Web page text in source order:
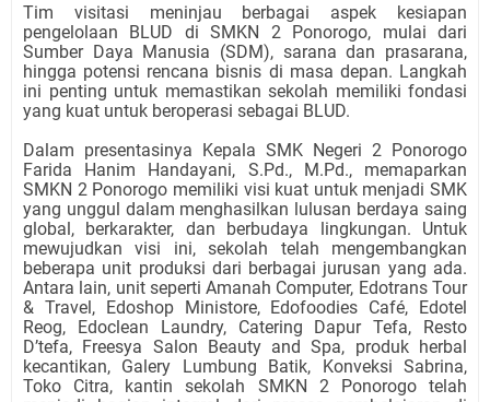
Tim visitasi meninjau berbagai aspek kesiapan
pengelolaan BLUD di SMKN 2 Ponorogo, mulai dari
Sumber Daya Manusia (SDM), sarana dan prasarana,
hingga potensi rencana bisnis di masa depan. Langkah
ini penting untuk memastikan sekolah memiliki fondasi
yang kuat untuk beroperasi sebagai BLUD.
Dalam presentasinya Kepala SMK Negeri 2 Ponorogo
Farida Hanim Handayani, S.Pd., M.Pd., memaparkan
SMKN 2 Ponorogo memiliki visi kuat untuk menjadi SMK
yang unggul dalam menghasilkan lulusan berdaya saing
global, berkarakter, dan berbudaya lingkungan. Untuk
mewujudkan visi ini, sekolah telah mengembangkan
beberapa unit produksi dari berbagai jurusan yang ada.
Antara lain, unit seperti Amanah Computer, Edotrans Tour
& Travel, Edoshop Ministore, Edofoodies Café, Edotel
Reog, Edoclean Laundry, Catering Dapur Tefa, Resto
D’tefa, Freesya Salon Beauty and Spa, produk herbal
kecantikan, Galery Lumbung Batik, Konveksi Sabrina,
Toko Citra, kantin sekolah SMKN 2 Ponorogo telah